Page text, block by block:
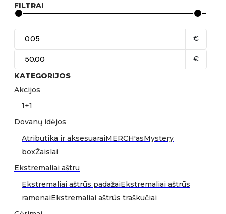
FILTRAI
€
€
KATEGORIJOS
Akcijos
1+1
Dovanų idėjos
Atributika ir aksesuaraiMERCH'asMystery
boxŽaislai
Ekstremaliai aštru
Ekstremaliai aštrūs padažaiEkstremaliai aštrūs
ramenaiEkstremaliai aštrūs traškučiai